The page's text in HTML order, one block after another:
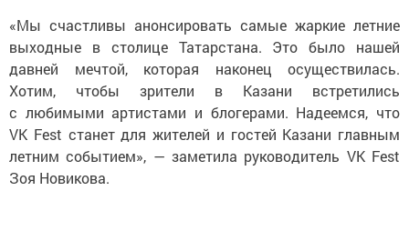
«Мы счастливы анонсировать самые жаркие летние
выходные в столице Татарстана. Это было нашей
давней мечтой, которая наконец осуществилась.
Хотим, чтобы зрители в Казани встретились
с любимыми артистами и блогерами. Надеемся, что
VK Fest станет для жителей и гостей Казани главным
летним событием», — заметила руководитель VK Fest
Зоя Новикова.